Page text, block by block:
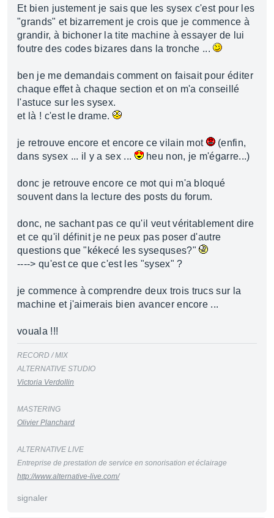
Et bien justement je sais que les sysex c'est pour les
"grands" et bizarrement je crois que je commence à
grandir, à bichoner la tite machine à essayer de lui
foutre des codes bizares dans la tronche ...
ben je me demandais comment on faisait pour éditer
chaque effet à chaque section et on m'a conseillé
l'astuce sur les sysex.
et là ! c'est le drame.
je retrouve encore et encore ce vilain mot
(enfin,
dans sysex ... il y a sex ...
heu non, je m'égarre...)
donc je retrouve encore ce mot qui m'a bloqué
souvent dans la lecture des posts du forum.
donc, ne sachant pas ce qu'il veut véritablement dire
et ce qu'il définit je ne peux pas poser d'autre
questions que "kékecé les sysequses?"
----> qu'est ce que c'est les "sysex" ?
je commence à comprendre deux trois trucs sur la
machine et j'aimerais bien avancer encore ...
vouala !!!
RECORD / MIX
ALTERNATIVE STUDIO
Victoria Verdollin
MASTERING
Olivier Planchard
ALTERNATIVE LIVE
Entreprise de prestation de service en sonorisation et éclairage
http://www.alternative-live.com/
signaler